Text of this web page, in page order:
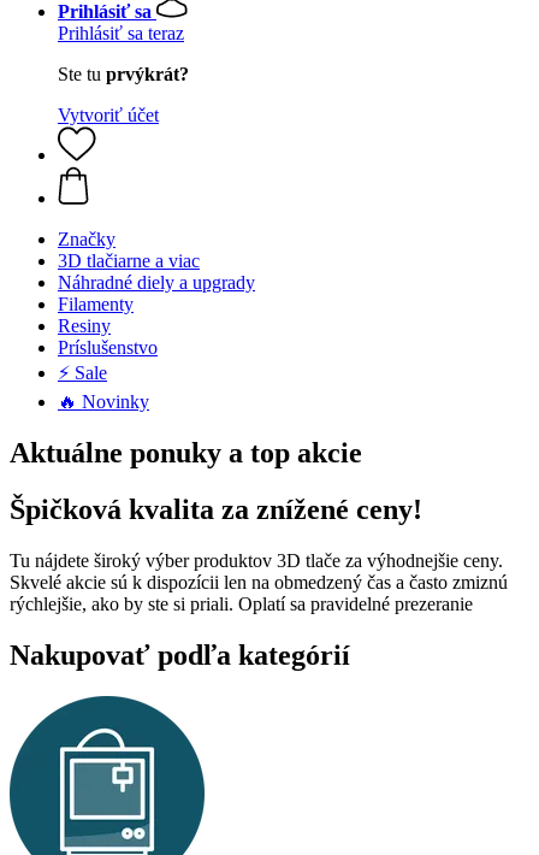
Prihlásiť sa
Prihlásiť sa teraz
Ste tu prvýkrát?
Vytvoriť účet
Značky
3D tlačiarne a viac
Náhradné diely a upgrady
Filamenty
Resiny
Príslušenstvo
⚡ Sale
🔥 Novinky
Aktuálne ponuky a top akcie
Špičková kvalita za znížené ceny!
Tu nájdete široký výber produktov 3D tlače za výhodnejšie ceny.
Skvelé akcie sú k dispozícii len na obmedzený čas a často zmiznú
rýchlejšie, ako by ste si priali. Oplatí sa pravidelné prezeranie
Nakupovať podľa kategórií